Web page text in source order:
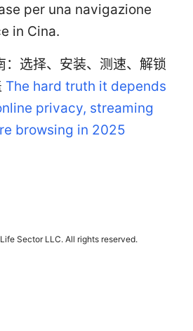
per una navigazione
in Cina.
：选择、安装、测速、解锁
The hard truth it depends
privacy, streaming
browsing in 2025
Sector LLC. All rights reserved.